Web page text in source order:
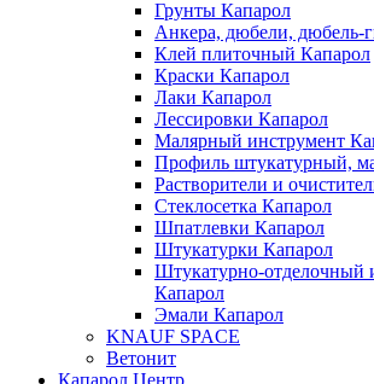
Грунты Капарол
Анкера, дюбели, дюбель-
Клей плиточный Капарол
Краски Капарол
Лаки Капарол
Лессировки Капарол
Малярный инструмент
Профиль штукатурный,
Растворители и
Cтеклосетка Капарол
Шпатлевки Капарол
Штукатурки Капарол
Штукатурно-отделочный
Капарол
Эмали Капарол
KNAUF SPACE
Ветонит
Капарол Центр